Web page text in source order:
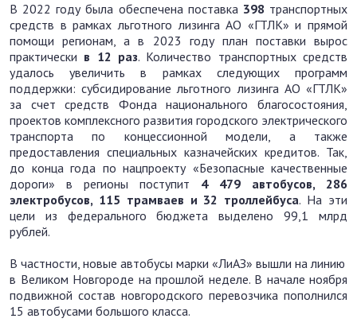
В 2022 году была обеспечена поставка 398 транспортных
средств в рамках льготного лизинга АО «ГТЛК» и прямой
помощи регионам, а в 2023 году план поставки вырос
практически в 12 раз. Количество транспортных средств
удалось увеличить в рамках следующих программ
поддержки: субсидирование льготного лизинга АО «ГТЛК»
за счет средств Фонда национального благосостояния,
проектов комплексного развития городского электрического
транспорта по концессионной модели, а также
предоставления специальных казначейских кредитов. Так,
до конца года по нацпроекту «Безопасные качественные
дороги» в регионы поступит 4 479 автобусов, 286
электробусов, 115 трамваев и 32 троллейбуса. На эти
цели из федерального бюджета выделено 99,1 млрд
рублей.
В частности, новые автобусы марки «ЛиАЗ» вышли на линию
в Великом Новгороде на прошлой неделе. В начале ноября
подвижной состав новгородского перевозчика пополнился
15 автобусами большого класса.